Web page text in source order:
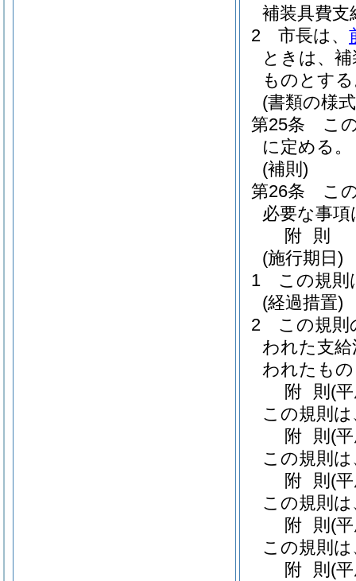
補装具費
2
市長は、
ときは、
ものとす
(書類の様
第25条
こ
に定める。
(補則)
第26条
こ
必要な事
附 則
(施行期日)
1
この規則
(経過措置)
2
この規則
われた支
われたも
附 則 (
この規則
附 則 (
この規則
附 則 (
この規則
附 則 (
この規則
附 則 (